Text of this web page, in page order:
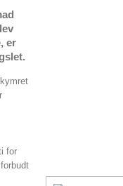
er
for